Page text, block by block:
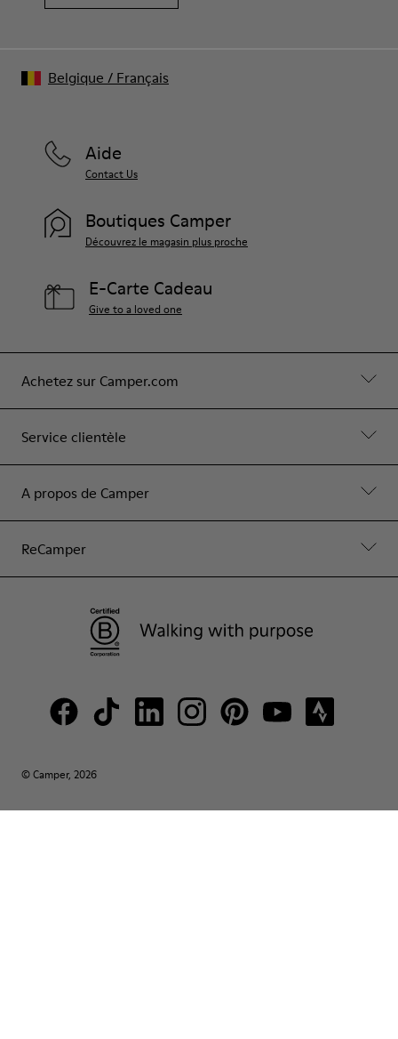
Achetez sur Camper.com
Service clientèle
A propos de Camper
ReCamper
Aide
Contact Us
Boutiques Camper
Découvrez le magasin plus proche
E-Carte Cadeau
Give to a loved one
© Camper, 2026
Belgique / Français